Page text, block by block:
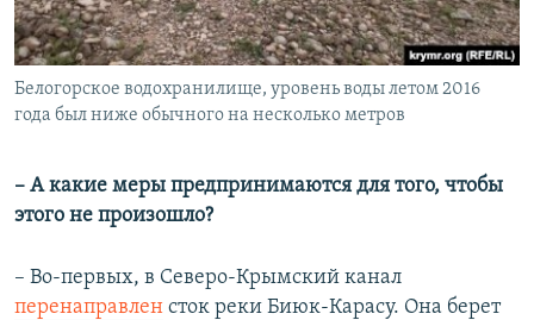
Белогорское водохранилище, уровень воды летом 2016
года был ниже обычного на несколько метров
– А какие меры предпринимаются для того, чтобы
этого не произошло?
– Во-первых, в Северо-Крымский канал
перенаправлен сток реки Биюк-Карасу. Она берет